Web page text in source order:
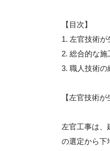
【目次】
1. 左官技術
2. 総合的な
3. 職人技術の
【左官技術
左官工事は、
の選定から下